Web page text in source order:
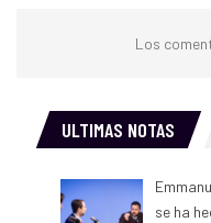
Los
ULTIMAS NOTAS
se ha